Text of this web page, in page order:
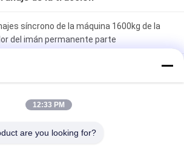
síncrono de la máquina 1600kg de la
del imán permanente parte
de la máquina de la tracción de la carga
330kg para las piezas de la elevación
~ 1,75 m/s Máquina de tracción de
12:33 PM
are you looking for?